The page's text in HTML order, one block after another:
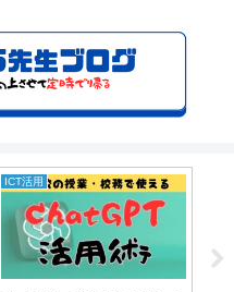
先生の仕事